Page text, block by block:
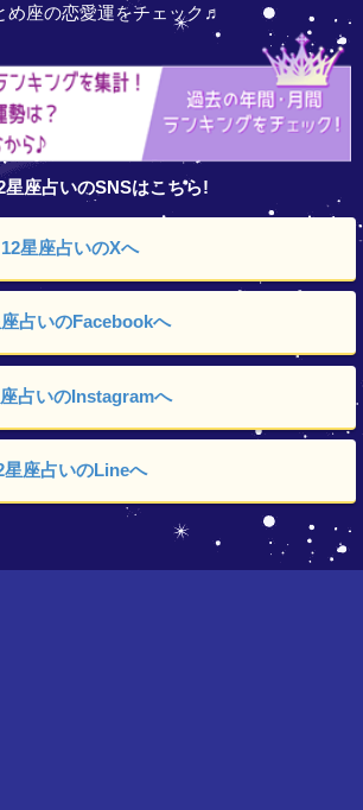
め座の恋愛運をチェック♬
星座占いのSNSはこちら!
12星座占いのXへ
占いのFacebookへ
占いのInstagramへ
星座占いのLineへ